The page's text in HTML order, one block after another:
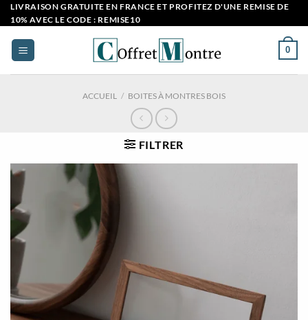
Passer
au
contenu
LIVRAISON GRATUITE EN FRANCE ET PROFITEZ D'UNE REMISE DE
10% AVEC LE CODE : REMISE10
0
ACCUEIL / BOITES À MONTRES BOIS
FILTRER